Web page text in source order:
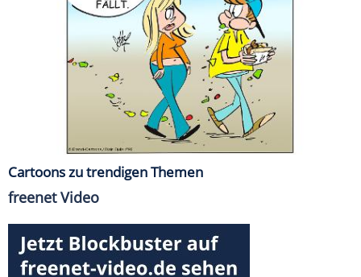
Cartoons zu trendigen Themen
freenet Video